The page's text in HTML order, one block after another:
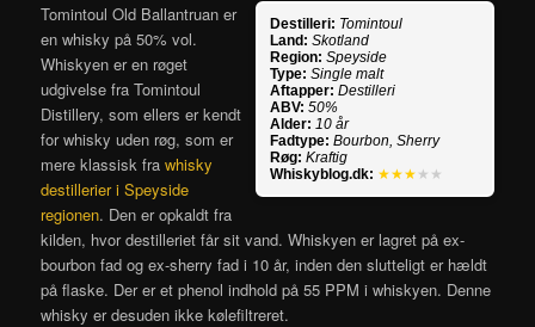
Destilleri: Tomintoul
Land: Skotland
Region: Speyside
Type: Single malt
Aftapper: Destilleri
ABV: 50%
Alder: 10 år
Fadtype: Bourbon, Sherry
Røg: Kraftig
Whiskyblog.dk: ★★★ ★★
Tomintoul Old Ballantruan er
en whisky på 50% vol.
Whiskyen er en røget
udgivelse fra Tomintoul
Distillery, som ellers er kendt
for whisky uden røg, som er
mere klassisk frawhisky
destillerier i Speyside
regionen. Den er opkaldt fra
kilden, hvor destilleriet får sit vand. Whiskyen er lagret på ex-
bourbon fad og ex-sherry fad i 10 år, inden den slutteligt er hældt
på flaske. Der er et phenol indhold på 55 PPM i whiskyen. Denne
whisky er desuden ikke kølefiltreret.